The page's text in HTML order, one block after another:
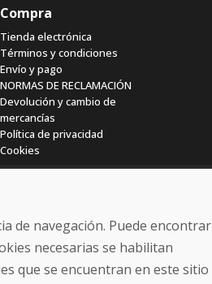
Compra
Tienda electrónica
Términos y condiciones
Envío y pago
NORMAS DE RECLAMACIÓN
Devolución y cambio de
mercancías
Política de privacidad
Cookies
de navegación. Puede encontrar
necesarias se habilitan
que se encuentran en este sitio